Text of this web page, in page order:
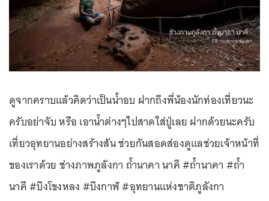
ดูจากคราบแล้วคิดว่าเป็นน้ำอบ ฝากถึงพี่น้องนักท่องเที่ยวนะ
ครับอย่าจับ หรือ เอาน้ำต่างๆไปสาดใส่ปู่เลย ฝากด้วยนะครับ
เที่ยวอุทยานอย่างสร้างสัน ช่วยกันสอดส่องดูแลช่วยเจ้าหน้าที่
ของเราด้วย ช่างภาพภูลังกา ถ้ำนาคา นาคี #ถ้ำนาคา #ถ้ำ
นาคี #บึงโขงหลง #บึงกาฬ #อุทยานแห่งชาติภูลังกา